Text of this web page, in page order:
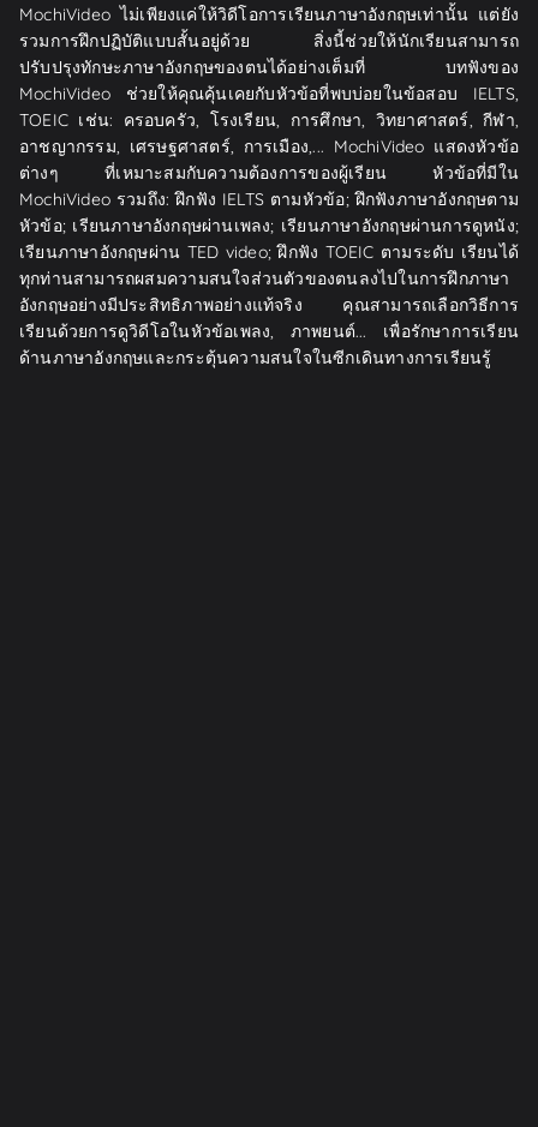
MochiVideo ไม่เพียงแค่ให้วิดีโอการเรียนภาษาอังกฤษเท่านั้น แต่ยัง
รวมการฝึกปฏิบัติแบบสั้นอยู่ด้วย สิ่งนี้ช่วยให้นักเรียนสามารถ
ปรับปรุงทักษะภาษาอังกฤษของตนได้อย่างเต็มที่ บทฟังของ
MochiVideo ช่วยให้คุณคุ้นเคยกับหัวข้อที่พบบ่อยในข้อสอบ IELTS,
TOEIC เช่น: ครอบครัว, โรงเรียน, การศึกษา, วิทยาศาสตร์, กีฬา,
อาชญากรรม, เศรษฐศาสตร์, การเมือง,... MochiVideo แสดงหัวข้อ
ต่างๆ ที่เหมาะสมกับความต้องการของผู้เรียน หัวข้อที่มีใน
MochiVideo รวมถึง: ฝึกฟัง IELTS ตามหัวข้อ; ฝึกฟังภาษาอังกฤษตาม
หัวข้อ; เรียนภาษาอังกฤษผ่านเพลง; เรียนภาษาอังกฤษผ่านการดูหนัง;
เรียนภาษาอังกฤษผ่าน TED video; ฝึกฟัง TOEIC ตามระดับ เรียนได้
ทุกท่านสามารถผสมความสนใจส่วนตัวของตนลงไปในการฝึกภาษา
อังกฤษอย่างมีประสิทธิภาพอย่างแท้จริง คุณสามารถเลือกวิธีการ
เรียนด้วยการดูวิดีโอในหัวข้อเพลง, ภาพยนต์... เพื่อรักษาการเรียน
ด้านภาษาอังกฤษและกระตุ้นความสนใจในซีกเดินทางการเรียนรู้